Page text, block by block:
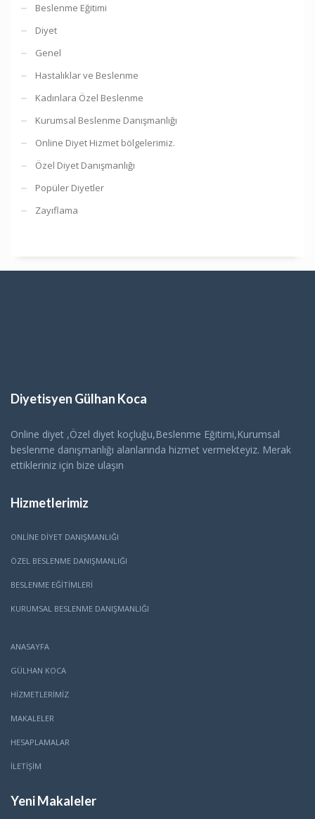
Beslenme Eğitimi
Diyet
Genel
Hastalıklar ve Beslenme
Kadınlara Özel Beslenme
Kurumsal Beslenme Danışmanlığı
Online Diyet Hizmet bölgelerimiz.
Özel Diyet Danışmanlığı
Popüler Diyetler
Zayıflama
Diyetisyen Gülhan Koca
Online diyet ,Özel diyet koçluğu,Beslenme Eğitimi,Kurumsal
beslenme danışmanlığı alanlarında hizmet vermekteyiz. Merak
ettikleriniz için bize ulaşın
Hizmetlerimiz
ONLINE DIYET DANIŞMANLIĞI
ÖZEL BESLENME DANIŞMANLIĞI
BESLENME EĞITIMLERI
KURUMSAL BESLENME DANIŞMANLIĞI
ANASAYFA
GÜLHAN KOCA
HİZMETLERİMİZ
MAKALELER
HESAPLAMALAR
İLETİŞİM
Yeni Makaleler